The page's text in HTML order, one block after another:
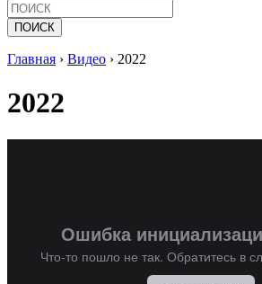
Главная › Видео › 2022
2022